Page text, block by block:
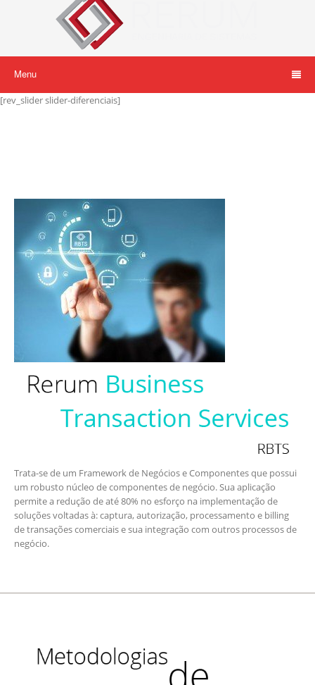
Menu
[rev_slider slider-diferenciais]
Trata-se de um Framework de Negócios e Componentes que possui
um robusto núcleo de componentes de negócio. Sua aplicação
permite a redução de até 80% no esforço na implementação de
soluções voltadas à: captura, autorização, processamento e billing
de transações comerciais e sua integração com outros processos de
negócio.